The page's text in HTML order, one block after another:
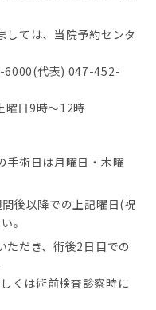
しては、当院予約センタ
6000(代表) 047-452-
曜日9時～12時
手術日は月曜日・木曜
後以降での上記曜日(祝
。
ただき、術後2日目での
くは術前検査診察時に